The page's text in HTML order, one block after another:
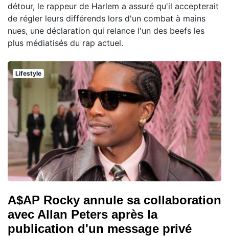
détour, le rappeur de Harlem a assuré qu'il accepterait
de régler leurs différends lors d'un combat à mains
nues, une déclaration qui relance l'un des beefs les
plus médiatisés du rap actuel.
Lifestyle
A$AP Rocky annule sa collaboration
avec Allan Peters après la
publication d'un message privé